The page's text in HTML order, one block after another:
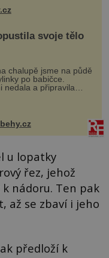
svoje tělo
chalupě jsme na půdě
po babičce.
nedala a připravila
lektvar… Zimní pobyt
pro mě vlastní vinou
zážitek, na kt...
u lopatky
řez, jehož
nádoru. Ten pak
až se zbaví i jeho
předloží k